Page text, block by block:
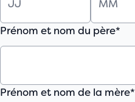
Prénom et nom du père*
Prénom et nom de la mère*